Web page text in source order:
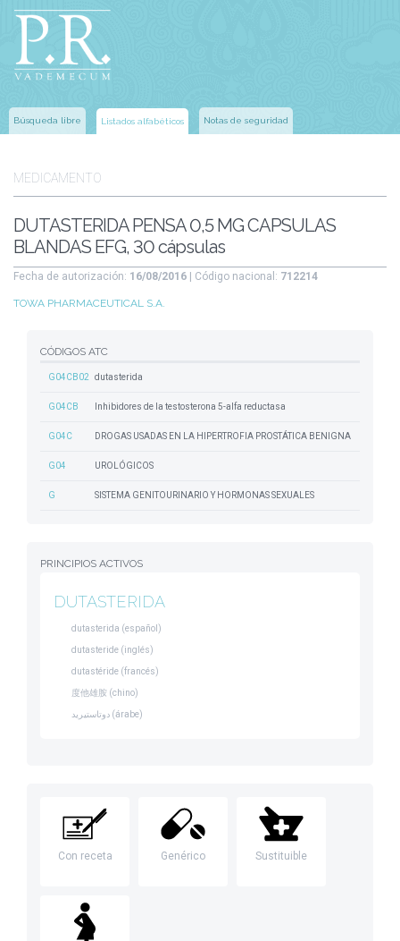
Búsqueda libre Listados alfabéticos Notas de seguridad
MEDICAMENTO
DUTASTERIDA PENSA 0,5 MG CAPSULAS
BLANDAS EFG, 30 cápsulas
Fecha de autorización: 16/08/2016 | Código nacional: 712214
TOWA PHARMACEUTICAL S.A.
CÓDIGOS ATC
G04CB02 dutasterida
G04CB Inhibidores de la testosterona 5-alfa reductasa
G04C DROGAS USADAS EN LA HIPERTROFIA PROSTÁTICA BENIGNA
G04 UROLÓGICOS
G SISTEMA GENITOURINARIO Y HORMONAS SEXUALES
PRINCIPIOS ACTIVOS
DUTASTERIDA
dutasterida (español)
dutasteride (inglés)
dutastéride (francés)
度他雄胺 (chino)
دوتاستيريد (árabe)
Con receta Genérico Sustituible